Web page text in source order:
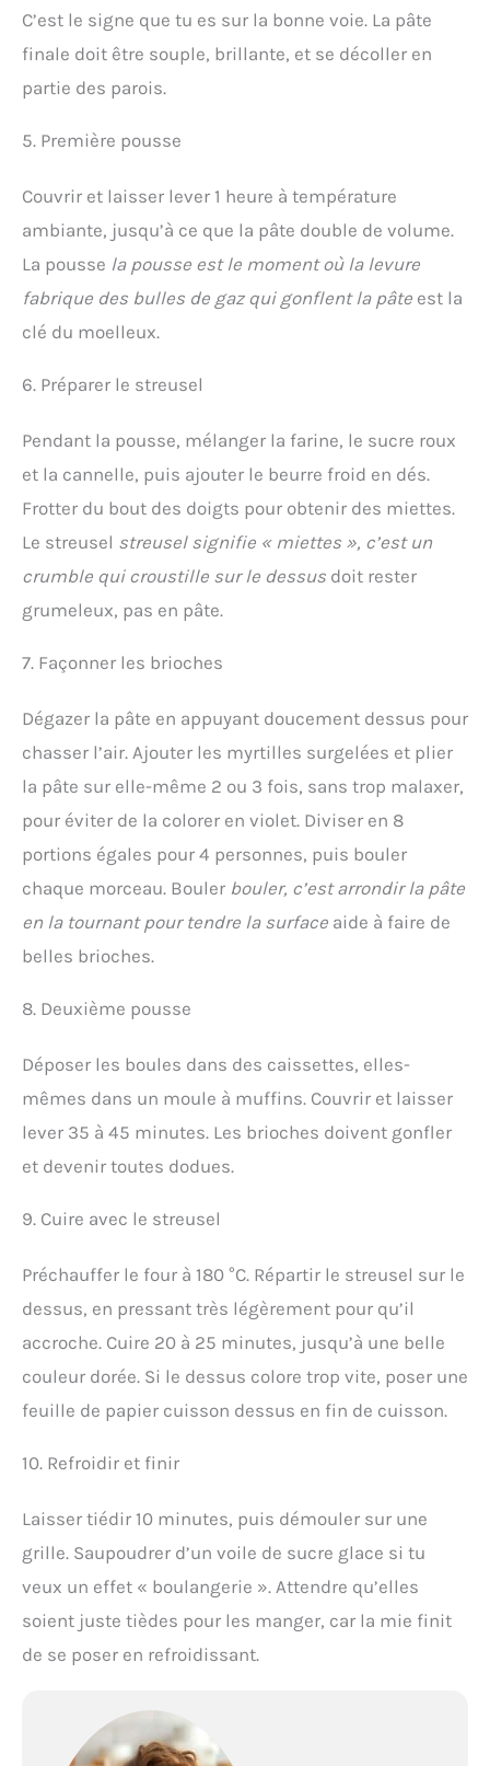
C’est le signe que tu es sur la bonne voie. La pâte
finale doit être souple, brillante, et se décoller en
partie des parois.
5. Première pousse
Couvrir et laisser lever 1 heure à température
ambiante, jusqu’à ce que la pâte double de volume.
La pousse la pousse est le moment où la levure
fabrique des bulles de gaz qui gonflent la pâte est la
clé du moelleux.
6. Préparer le streusel
Pendant la pousse, mélanger la farine, le sucre roux
et la cannelle, puis ajouter le beurre froid en dés.
Frotter du bout des doigts pour obtenir des miettes.
Le streusel streusel signifie « miettes », c’est un
crumble qui croustille sur le dessus doit rester
grumeleux, pas en pâte.
7. Façonner les brioches
Dégazer la pâte en appuyant doucement dessus pour
chasser l’air. Ajouter les myrtilles surgelées et plier
la pâte sur elle-même 2 ou 3 fois, sans trop malaxer,
pour éviter de la colorer en violet. Diviser en 8
portions égales pour 4 personnes, puis bouler
chaque morceau. Bouler bouler, c’est arrondir la pâte
en la tournant pour tendre la surface aide à faire de
belles brioches.
8. Deuxième pousse
Déposer les boules dans des caissettes, elles-
mêmes dans un moule à muffins. Couvrir et laisser
lever 35 à 45 minutes. Les brioches doivent gonfler
et devenir toutes dodues.
9. Cuire avec le streusel
Préchauffer le four à 180 °C. Répartir le streusel sur le
dessus, en pressant très légèrement pour qu’il
accroche. Cuire 20 à 25 minutes, jusqu’à une belle
couleur dorée. Si le dessus colore trop vite, poser une
feuille de papier cuisson dessus en fin de cuisson.
10. Refroidir et finir
Laisser tiédir 10 minutes, puis démouler sur une
grille. Saupoudrer d’un voile de sucre glace si tu
veux un effet « boulangerie ». Attendre qu’elles
soient juste tièdes pour les manger, car la mie finit
de se poser en refroidissant.